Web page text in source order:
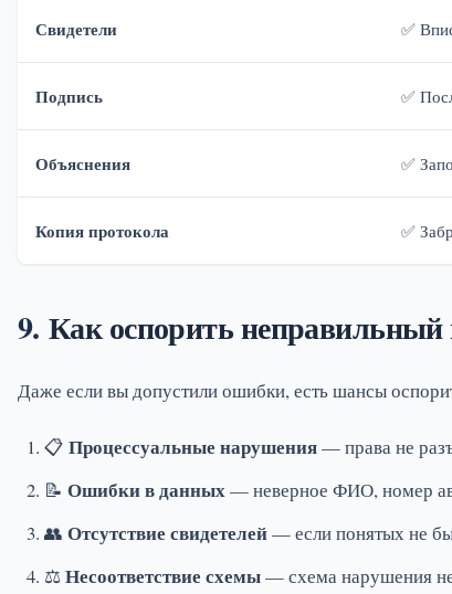
Свидетели ✅
Подпись ✅
Объяснения ✅
Копия протокола ✅
Как оспорить неправильный
Даже если вы допустили ошибки, есть шансы
📋 Процессуальные нарушения— права не
📝 Ошибки в данных— неверное ФИО, номер
👥 Отсутствие свидетелей— если понятых не
⚖️ Несоответствие схемы— схема нарушения не